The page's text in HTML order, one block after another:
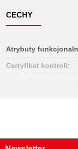
CECHY
Atrybuty
Certyfikat kontroli:
Długość całkowita L
Jednostka